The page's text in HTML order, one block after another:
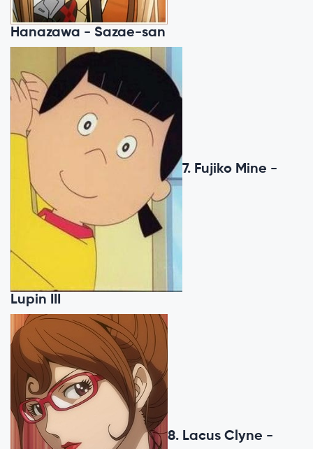
Hanazawa - Sazae-san
7. Fujiko Mine -
Lupin III
8. Lacus Clyne -